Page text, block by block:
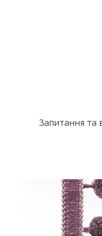
Запитання та